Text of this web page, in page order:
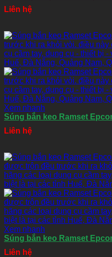
Liên hệ
Xem nhanh
Súng bắn keo Ramset
Liên hệ
Xem nhanh
Súng bắn keo Ramset
Liên hệ